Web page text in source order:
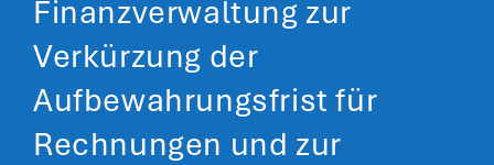
Finanzverwaltung zur
Verkürzung der
Aufbewahrungsfrist für
Rechnungen und zur